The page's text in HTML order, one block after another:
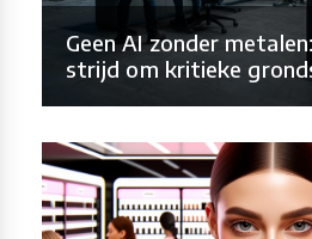
Geen AI zonder
strijd om kritieke